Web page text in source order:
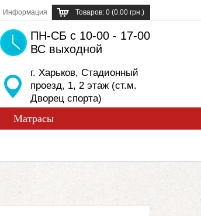
Товаров: 0 (0.00 грн.)
Информация
ПН-СБ с 10-00 - 17-00
ВС выходной
г. Харьков, Стадионный
проезд, 1, 2 этаж (ст.м.
Дворец спорта)
Матрасы